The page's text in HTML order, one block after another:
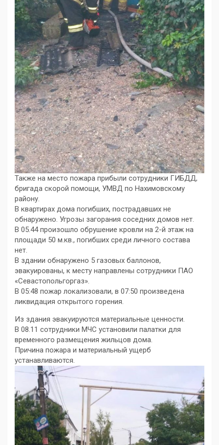
Также на место пожара прибыли сотрудники ГИБДД,
бригада скорой помощи, УМВД по Нахимовскому
району.
В квартирах дома погибших, пострадавших не
обнаружено. Угрозы загорания соседних домов нет.
В 05.44 произошло обрушение кровли на 2-й этаж на
площади 50 м.кв., погибших среди личного состава
нет.
В здании обнаружено 5 газовых баллонов,
эвакуированы, к месту направлены сотрудники ПАО
«Севастопольгоргаз».
В 05:48 пожар локализовали, в 07:50 произведена
ликвидация открытого горения.
Из здания эвакуируются материальные ценности.
В 08.11 сотрудники МЧС установили палатки для
временного размещения жильцов дома.
Причина пожара и материальный ущерб
устанавливаются.